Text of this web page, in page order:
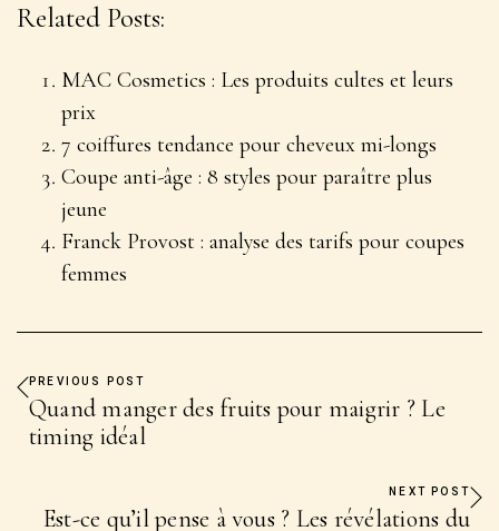
Related Posts:
MAC Cosmetics : Les produits cultes et leurs
prix
7 coiffures tendance pour cheveux mi-longs
Coupe anti-âge : 8 styles pour paraître plus
jeune
Franck Provost : analyse des tarifs pour coupes
femmes
PREVIOUS POST
Quand manger des fruits pour maigrir ? Le
timing idéal
NEXT POST
Est-ce qu’il pense à vous ? Les révélations du